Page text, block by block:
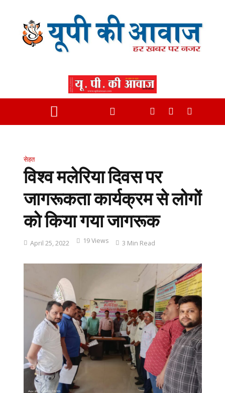
सेहत
विश्व मलेरिया दिवस पर
जागरूकता कार्यक्रम से लोगों
को किया गया जागरूक
April 25, 2022 19 Views 3 Min Read